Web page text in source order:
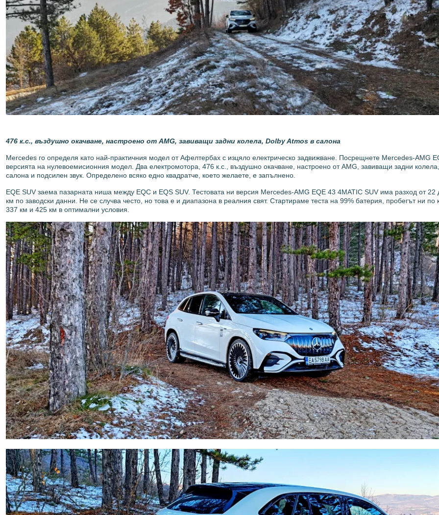
476 к.с., въздушно окачване, настроено от AMG, завиващи задни колела, Dolby Atmos в салона
Mercedes го определя като най-практичния модел от Афелтербах с изцяло електрическо задвижване. Посрещнете Mercedes-AMG
версията на нулевоемисионния модел. Два електромотора, 476 к.с., въздушно окачване, настроено от AMG, завиващи задни
салона и подсилен звук. Определено всяко едно квадратче, което желаете, е запълнено.
EQE SUV заема пазарната ниша между EQC и EQS SUV. Тестовата ни версия Mercedes-AMG EQE 43 4MATIC SUV има разход от 22
км по заводски данни. Не се случва често, но това е и диапазона в реалния свят. Стартираме теста на 99% батерия, пробегът ни
337 км и 425 км в оптимални условия.